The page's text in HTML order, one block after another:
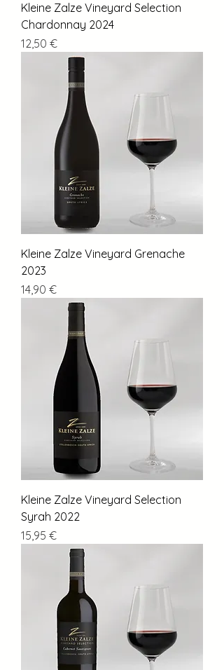
Kleine Zalze Vineyard Selection
Chardonnay 2024
Preis
12,50 €
Kleine Zalze Vineyard Grenache
2023
Preis
14,90 €
Kleine Zalze Vineyard Selection
Syrah 2022
Preis
15,95 €